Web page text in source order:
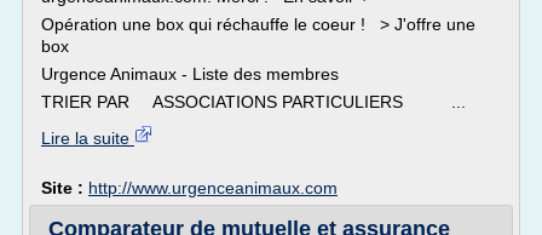
Opération une box qui réchauffe le coeur ! > J'offre une
box
Urgence Animaux - Liste des membres
TRIER PAR ASSOCIATIONS PARTICULIERS ...
Lire la suite
Site : http://www.urgenceanimaux.com
Comparateur de mutuelle et assurance